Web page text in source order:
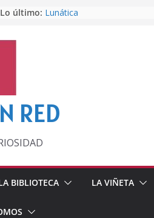
Lo último: Lunática
RED
BIBLIOTECA LA VIÑETA